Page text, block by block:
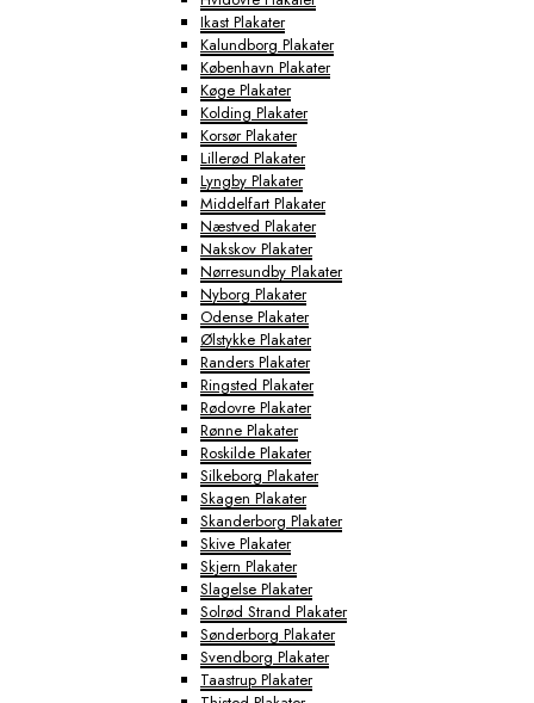
Ikast Plakater
Kalundborg Plakater
København Plakater
Køge Plakater
Kolding Plakater
Korsør Plakater
Lillerød Plakater
Lyngby Plakater
Middelfart Plakater
Næstved Plakater
Nakskov Plakater
Nørresundby Plakater
Nyborg Plakater
Odense Plakater
Ølstykke Plakater
Randers Plakater
Ringsted Plakater
Rødovre Plakater
Rønne Plakater
Roskilde Plakater
Silkeborg Plakater
Skagen Plakater
Skanderborg Plakater
Skive Plakater
Skjern Plakater
Slagelse Plakater
Solrød Strand Plakater
Sønderborg Plakater
Svendborg Plakater
Taastrup Plakater